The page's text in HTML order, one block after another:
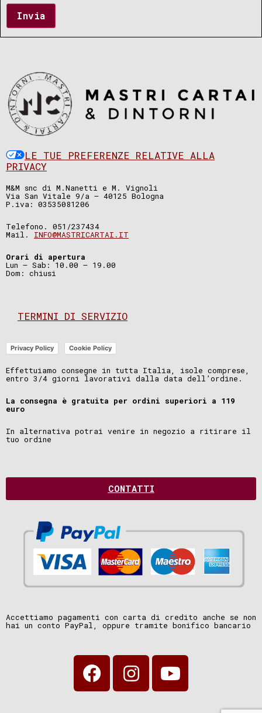
Invia
LE TUE PREFERENZE RELATIVE ALLA
PRIVACY
M&M snc di M.Nanetti e M. Vignoli
Via San Vitale 9/a – 40125 Bologna
P.iva: 03535081206
Telefono. 051/237434
Mail. INFO@MASTRICARTAI.IT
Orari di apertura
Lun – Sab: 10.00 – 19.00
Dom: chiusi
TERMINI DI SERVIZIO
Privacy Policy Cookie Policy
Effettuiamo consegne in tutta Italia, isole comprese,
entro 3/4 giorni lavorativi dalla data dell’ordine.
La consegna è gratuita per ordini superiori a 119
euro
In alternativa potrai venire in negozio a ritirare il
tuo ordine
CONTATTI
Accettiamo pagamenti con carta di credito anche se non
hai un conto PayPal, oppure tramite bonifico bancario